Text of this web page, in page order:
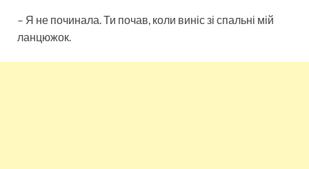
– Я не починала. Ти почав, коли виніс зі спальні мій
ланцюжок.